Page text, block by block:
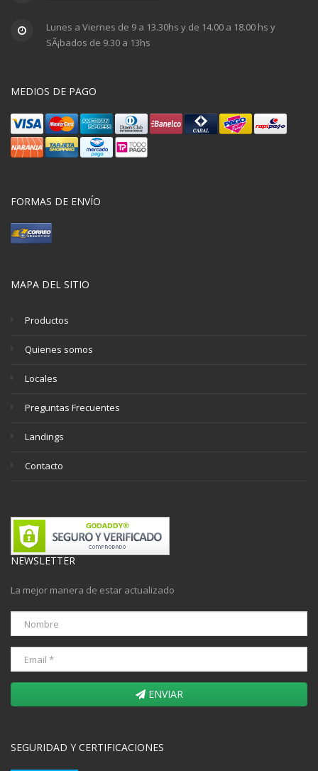
Lunes a Viernes de 9 a 13.30hs y de 14.00 a 18.00 hs y
SÃ¡bados de 9.30 a 13hs
MEDIOS DE PAGO
FORMAS DE ENVÍO
MAPA DEL SITIO
Productos
Quienes somos
Locales
Preguntas Frecuentes
Landings
Contacto
NEWSLETTER
La mejor manera de estar actualizado
ENVIAR
SEGURIDAD Y CERTIFICACIONES